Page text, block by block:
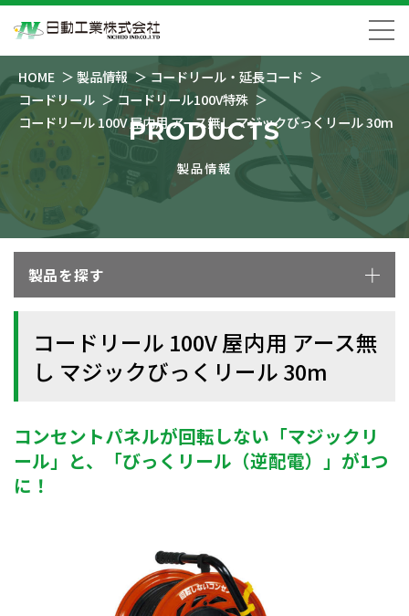
HOME 製品情報
コードリール・延長コード
コードリール
コードリール100V特殊
コードリール 100V 屋内用 アース無し マジックびっくリール 30m
PRODUCTS
製品情報
製品を探す
コードリール 100V 屋内用 アース無
し マジックびっくリール 30m
コンセントパネルが回転しない「マジックリ
ール」と、「びっくリール（逆配電）」が1つ
に！